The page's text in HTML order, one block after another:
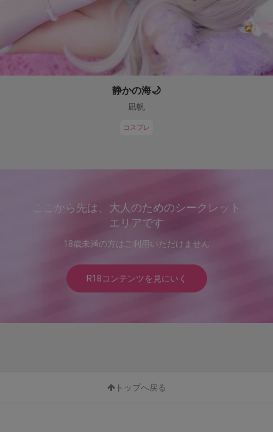
静かの海🌙
凪帆
コスプレ
ここから先は、大人のためのシークレット
エリアです
18歳未満の方はご利用いただけません
R18コンテンツを見にいく
トップへ戻る